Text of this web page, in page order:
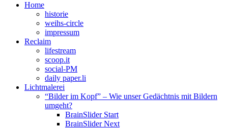
Home
historie
weihs-circle
impressum
Reclaim
lifestream
scoop.it
social-PM
daily paper.li
Lichtmalerei
“Bilder im Kopf” – Wie unser Gedächtnis mit Bildern
umgeht?
BrainSlider Start
BrainSlider Next